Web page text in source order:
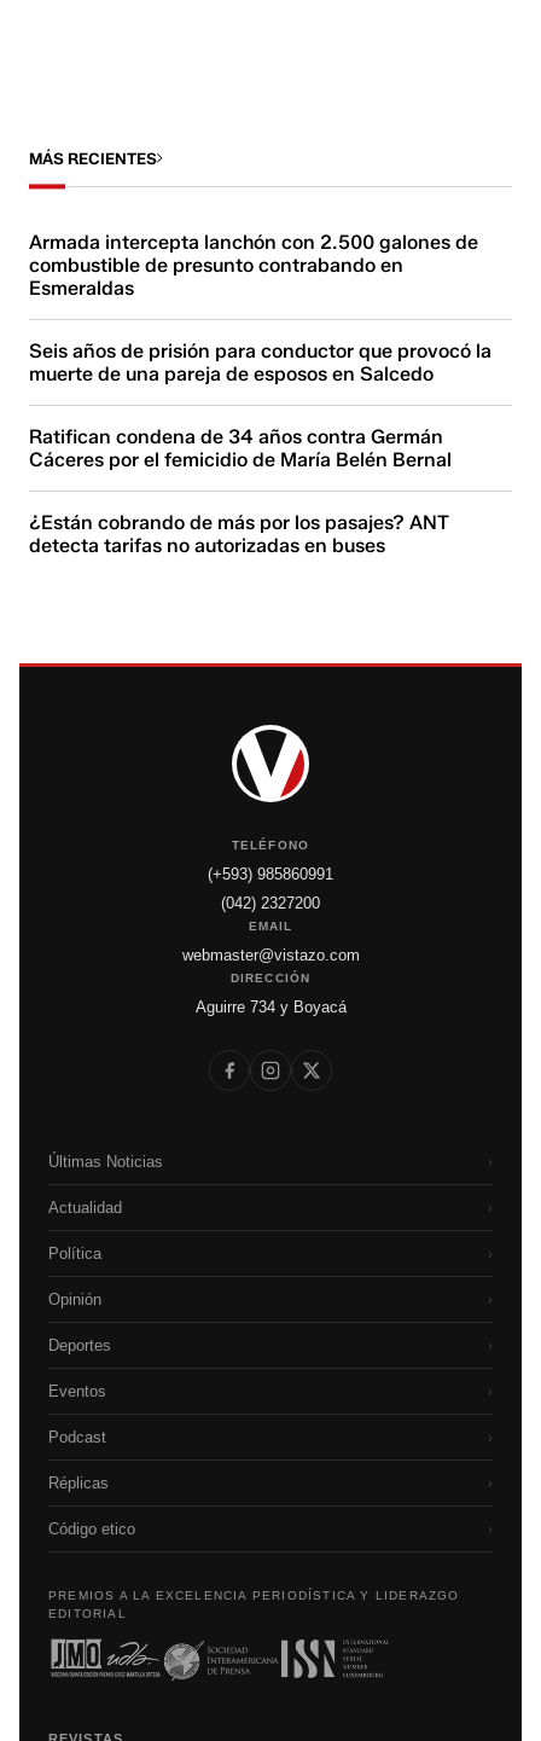
MÁS RECIENTES
Armada intercepta lanchón con 2.500 galones de
combustible de presunto contrabando en
Esmeraldas
Seis años de prisión para conductor que provocó la
muerte de una pareja de esposos en Salcedo
Ratifican condena de 34 años contra Germán
Cáceres por el femicidio de María Belén Bernal
¿Están cobrando de más por los pasajes? ANT
detecta tarifas no autorizadas en buses
TELÉFONO
(+593) 985860991
(042) 2327200
EMAIL
webmaster@vistazo.com
DIRECCIÓN
Aguirre 734 y Boyacá
Últimas Noticias ›
Actualidad ›
Política ›
Opinión ›
Deportes ›
Eventos ›
Podcast ›
Réplicas ›
Código etico ›
PREMIOS A LA EXCELENCIA PERIODÍSTICA Y LIDERAZGO
EDITORIAL